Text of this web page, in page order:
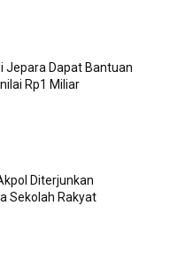
Jepara Dapat Bantuan
Rp1 Miliar
Diterjunkan
Sekolah Rakyat